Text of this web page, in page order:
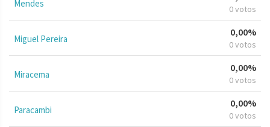
Mendes 0 votos
Miguel Pereira
0,00%
0 votos
Miracema
0,00%
0 votos
Paracambi
0,00%
0 votos